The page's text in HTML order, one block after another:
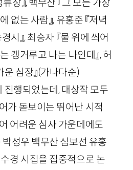
장』, 백무산 『그 모든 가장
없는 사람』, 유홍준 『저녁
시』, 최승자 『물 위에 씌어
캥거루고 나는 나인데』, 허
운 심장』(가나다순)
진행되었는데, 대상작 모두
가 돋보이는 뛰어난 시적
어려운 심사 가운데에도
성우 백무산 심보선 유홍
경 시집을 집중적으로 논